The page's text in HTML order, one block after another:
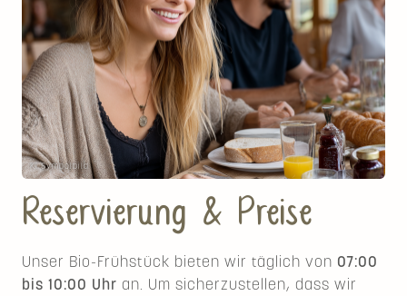
Reservierung & Preise
Unser Bio-Frühstück bieten wir täglich von 07:00
bis 10:00 Uhr an. Um sicherzustellen, dass wir
KI Symbolbild